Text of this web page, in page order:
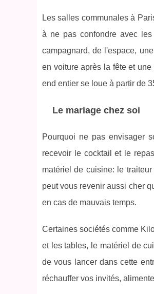
Les salles communales à
à ne pas confondre avec
campagnard, de l'espace,
en voiture après la fête et
end entier se loue à partir de
Le mariage chez soi
Pourquoi ne pas envisager
recevoir le cocktail et le
matériel de cuisine: le
peut vous revenir aussi cher
en cas de mauvais temps.
Certaines sociétés comme
et les tables, le matériel de
de vous lancer dans cette
réchauffer vos invités,